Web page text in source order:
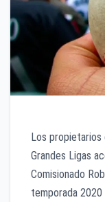
Los propietarios
Grandes Ligas
Comisionado
temporada